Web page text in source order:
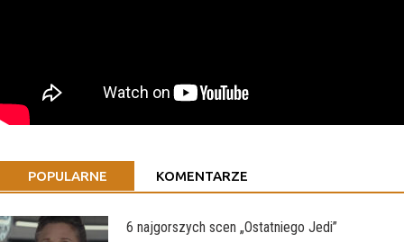
POPULARNE KOMENTARZE
6 najgorszych scen „Ostatniego Jedi”